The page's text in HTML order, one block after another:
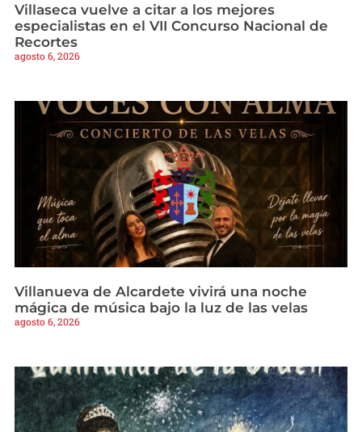
Villaseca vuelve a citar a los mejores
especialistas en el VII Concurso Nacional de
Recortes
agosto 6, 2026
Villanueva de Alcardete vivirá una noche
mágica de música bajo la luz de las velas
agosto 6, 2026